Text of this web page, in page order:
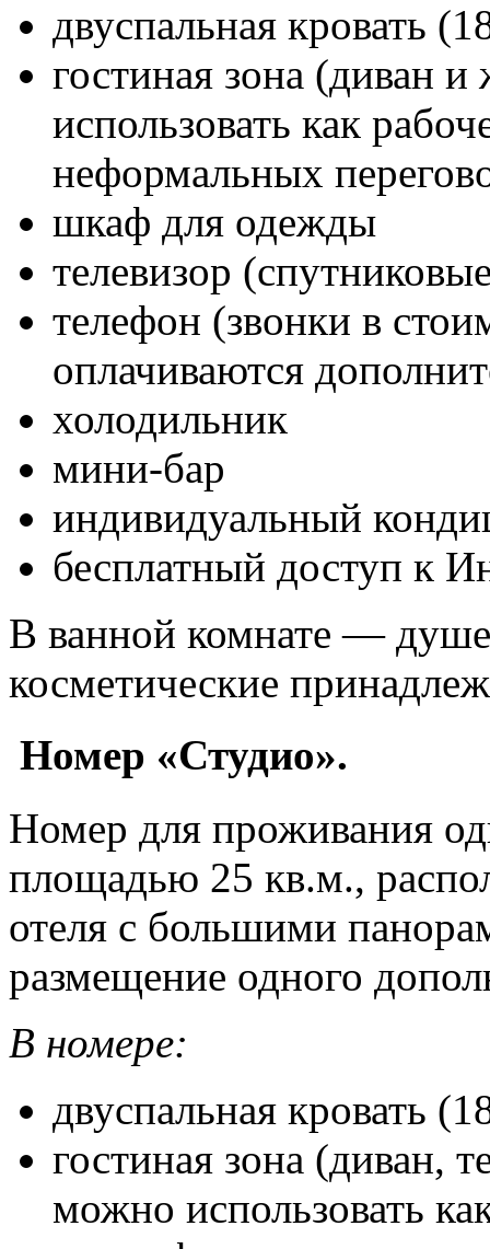
двуспальная кровать
гостиная зона (диван
использовать как
неформальных
шкаф для одежды
телевизор
телефон (звонки в
оплачиваются
холодильник
мини-бар
индивидуальный
бесплатный доступ к
В ванной комнате —
косметические
Номер «Студио».
Номер для проживания
площадью 25 кв.м.,
отеля с большими
размещение одного
В номере:
двуспальная кровать
гостиная зона (диван,
можно использовать